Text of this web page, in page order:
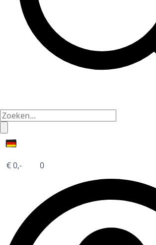
€0,- 0